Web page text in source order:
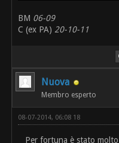
BM 06-09
C (ex PA)20-10-11
Nuova
Membro esperto
08-07-2014, 06:08 18
Per fortuna è stato